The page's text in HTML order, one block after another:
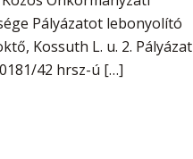
Pályázatot lebonyolító
Kossuth L. u. 2. Pályázat
42 hrsz-ú […]